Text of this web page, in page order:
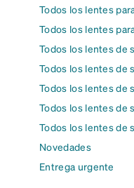
Todos los lentes
Todos los lentes
Todos los lentes de
Todos los lentes de
Todos los lentes de
Todos los lentes de
Todos los lentes de
Novedades
Entrega urgente